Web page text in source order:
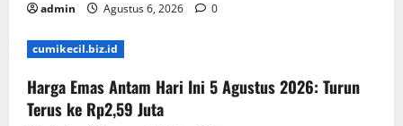
admin Agustus 6, 2026 0
cumikecil.biz.id
Harga Emas Antam Hari Ini 5 Agustus 2026: Turun
Terus ke Rp2,59 Juta